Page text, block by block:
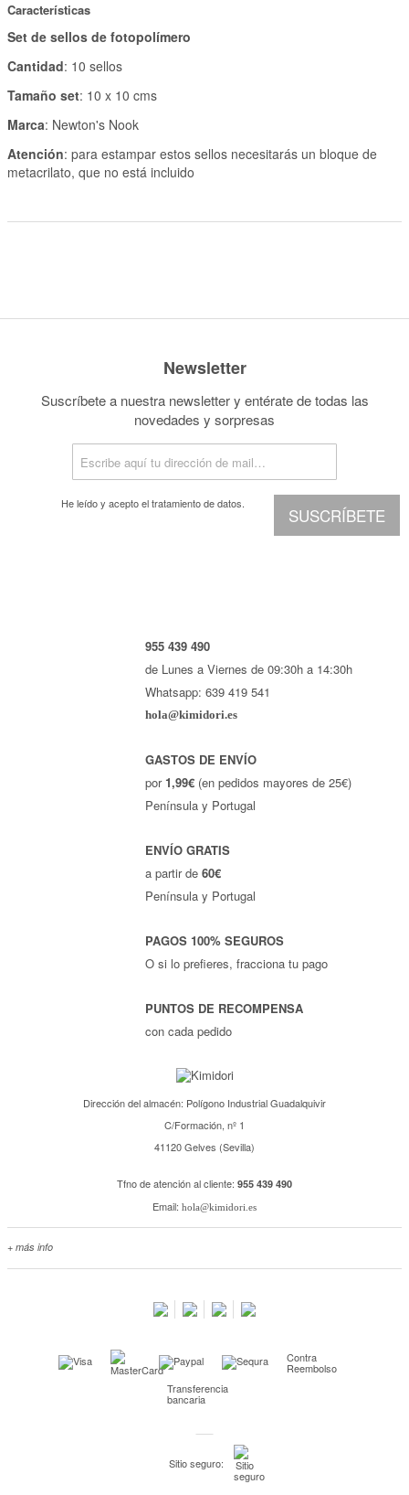
Características
Set de sellos de fotopolímero
Cantidad: 10 sellos
Tamaño set: 10 x 10 cms
Marca: Newton's Nook
Atención: para estampar estos sellos necesitarás un bloque de
metacrilato, que no está incluido
Newsletter
Suscríbete a nuestra newsletter y entérate de todas las
novedades y sorpresas
SUSCRÍBETE
He leído y acepto eltratamiento de datos.
955 439 490
de Lunes a Viernes de 09:30h a 14:30h
Whatsapp: 639 419 541
hola@kimidori.es
GASTOS DE ENVÍO
por 1,99€ (en pedidos mayores de 25€)
Península y Portugal
ENVÍO GRATIS
a partir de60€
Península y Portugal
PAGOS 100% SEGUROS
O si lo prefieres, fracciona tu pago
PUNTOS DE RECOMPENSA
con cada pedido
Dirección del almacén: Polígono Industrial Guadalquivir
C/Formación, nº 1
41120 Gelves (Sevilla)
Tfno de atención al cliente: 955 439 490
Email: hola@kimidori.es
+ más info
Kimidori PRINT, nuestro servicio de impresión de fotos Contra
Reembolso
Transferencia
bancaria
Sitio seguro: